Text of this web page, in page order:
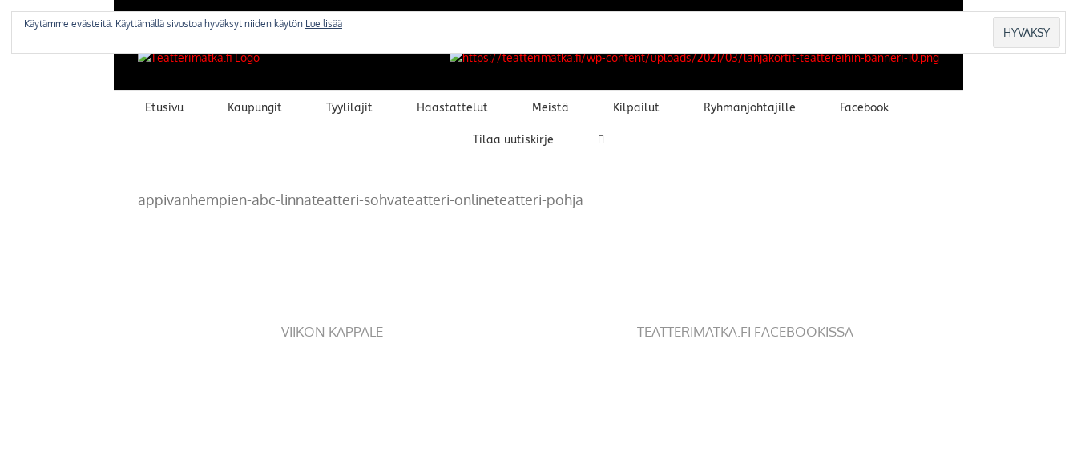
Etusivu Kaupungit Tyylilajit Haastattelut Meistä Kilpailut Ryhmänjohtajille Facebook
Tilaa uutiskirje
appivanhempien-abc-linnateatteri-sohvateatteri-onlineteatteri-pohja
VIIKON KAPPALE TEATTERIMATKA.FI FACEBOOKISSA
Käytämme evästeitä. Käyttämällä sivustoa hyväksyt niiden käytön Lue lisää